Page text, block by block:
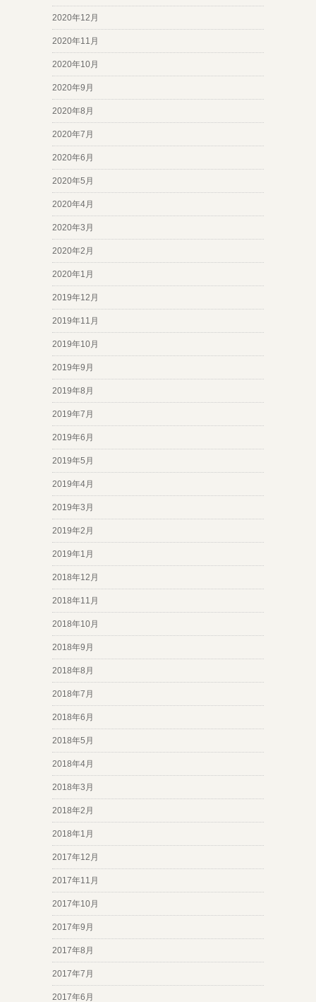
2020年12月
2020年11月
2020年10月
2020年9月
2020年8月
2020年7月
2020年6月
2020年5月
2020年4月
2020年3月
2020年2月
2020年1月
2019年12月
2019年11月
2019年10月
2019年9月
2019年8月
2019年7月
2019年6月
2019年5月
2019年4月
2019年3月
2019年2月
2019年1月
2018年12月
2018年11月
2018年10月
2018年9月
2018年8月
2018年7月
2018年6月
2018年5月
2018年4月
2018年3月
2018年2月
2018年1月
2017年12月
2017年11月
2017年10月
2017年9月
2017年8月
2017年7月
2017年6月